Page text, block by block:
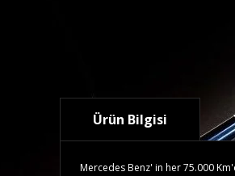
Ürün Bilgisi
Mercedes Benz' in her 75.000